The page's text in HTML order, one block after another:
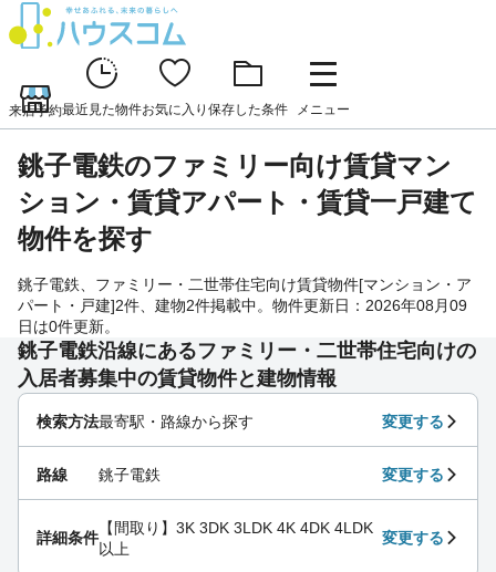
来店予約最近見た物件お気に入り 保存した条件 メニュー
銚子電鉄のファミリー向け賃貸マン
ション・賃貸アパート・賃貸一戸建て
物件を探す
銚子電鉄、ファミリー・二世帯住宅向け賃貸物件[マンション・ア
パート・戸建]2件、建物2件掲載中。物件更新日：2026年08月09
日は0件更新。
銚子電鉄沿線にあるファミリー・二世帯住宅向けの
入居者募集中の賃貸物件と建物情報
検索方法最寄駅・路線から探す 変更する
路線 銚子電鉄 変更する
詳細条件
【間取り】3K 3DK 3LDK 4K 4DK 4LDK
以上
変更する